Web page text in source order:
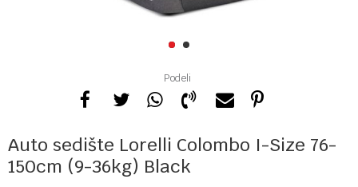
1 2
Podeli
Auto sedište Lorelli Colombo I-Size 76-
150cm (9-36kg) Black